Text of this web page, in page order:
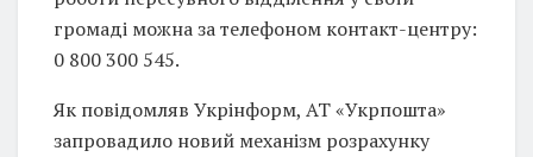
громаді можна за телефоном контакт-центру:
0 800 300 545.
Як повідомляв Укрінформ, АТ «Укрпошта»
запровадило новий механізм розрахунку